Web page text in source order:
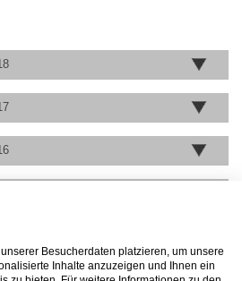
Besucherdaten platzieren, um unsere
Inhalte anzuzeigen und Ihnen ein